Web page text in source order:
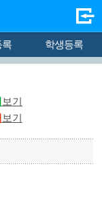
록 학생등록
보기
보기